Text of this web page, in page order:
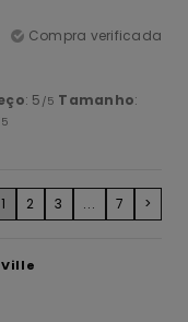
Compra verificada
: 5 /5 Tamanho:
1 2 3 ... 7 >